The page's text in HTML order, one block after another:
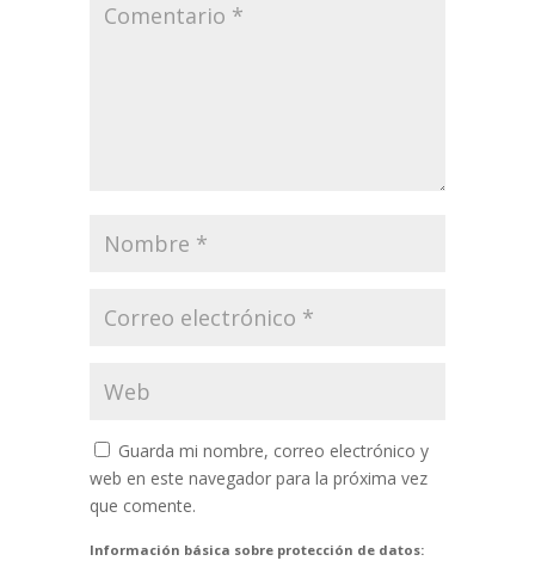
Guarda mi nombre, correo electrónico y
web en este navegador para la próxima vez
que comente.
Información básica sobre protección de datos: